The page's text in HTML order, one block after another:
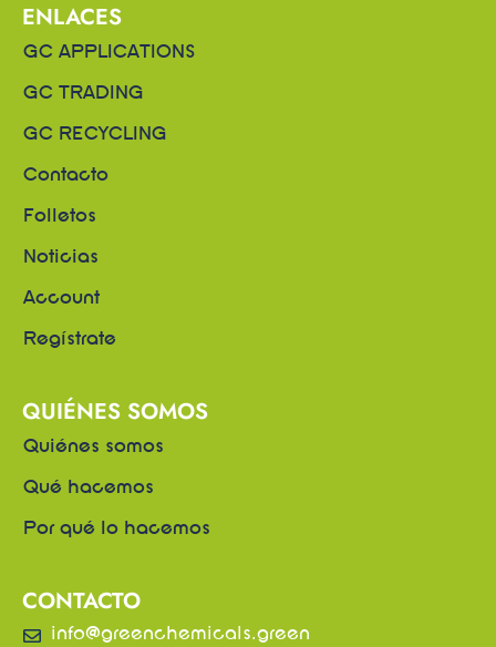
ENLACES
GC APPLICATIONS
GC TRADING
GC RECYCLING
Contacto
Folletos
Noticias
Account
Regístrate
QUIÉNES SOMOS
Quiénes somos
Qué hacemos
Por qué lo hacemos
CONTACTO
info@greenchemicals.green